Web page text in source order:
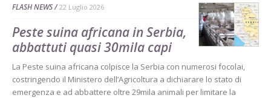
FLASH NEWS 22 Luglio 2026
Peste suina africana in Serbia,
abbattuti quasi 30mila capi
La Peste suina africana colpisce la Serbia con numerosi focolai,
costringendo il Ministero dell’Agricoltura a dichiarare lo stato di
emergenza e ad abbattere oltre 29mila animali per limitare la